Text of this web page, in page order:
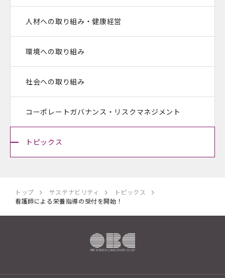
トップ サステナビリティ
トピックス
看護師による栄養指導の受付を開始！
人材への取り組み・健康経営
環境への取り組み
社会への取り組み
コーポレートガバナンス・ リスクマネジメント
トピックス